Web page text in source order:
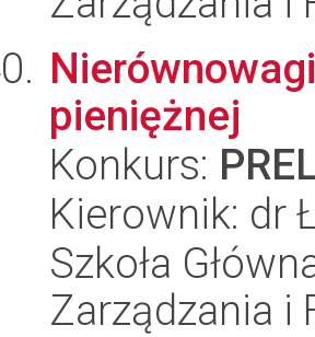
pieniężnej
Konkurs:
Kierownik: dr
Szkoła
Zarządzania i